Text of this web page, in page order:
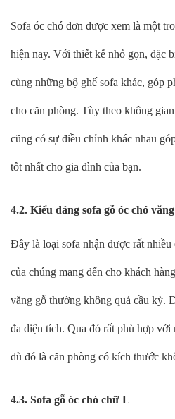
Sofa óc chó đơn được xem là một
hiện nay. Với thiết kế nhỏ gọn, đặc
cùng những bộ ghế sofa khác, góp
cho căn phòng. Tùy theo không
cũng có sự điều chỉnh khác nhau
tốt nhất cho gia đình của bạn.
4.2. Kiểu dáng sofa gỗ óc chó
Đây là loại sofa nhận được rất nhiều
của chúng mang đến cho khách
văng gỗ thường không quá cầu kỳ.
đa diện tích. Qua đó rất phù hợp với
dù đó là căn phòng có kích thước
4.3. Sofa gỗ óc chó chữ L